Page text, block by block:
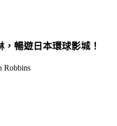
，暢遊日本環球影城！
Robbins